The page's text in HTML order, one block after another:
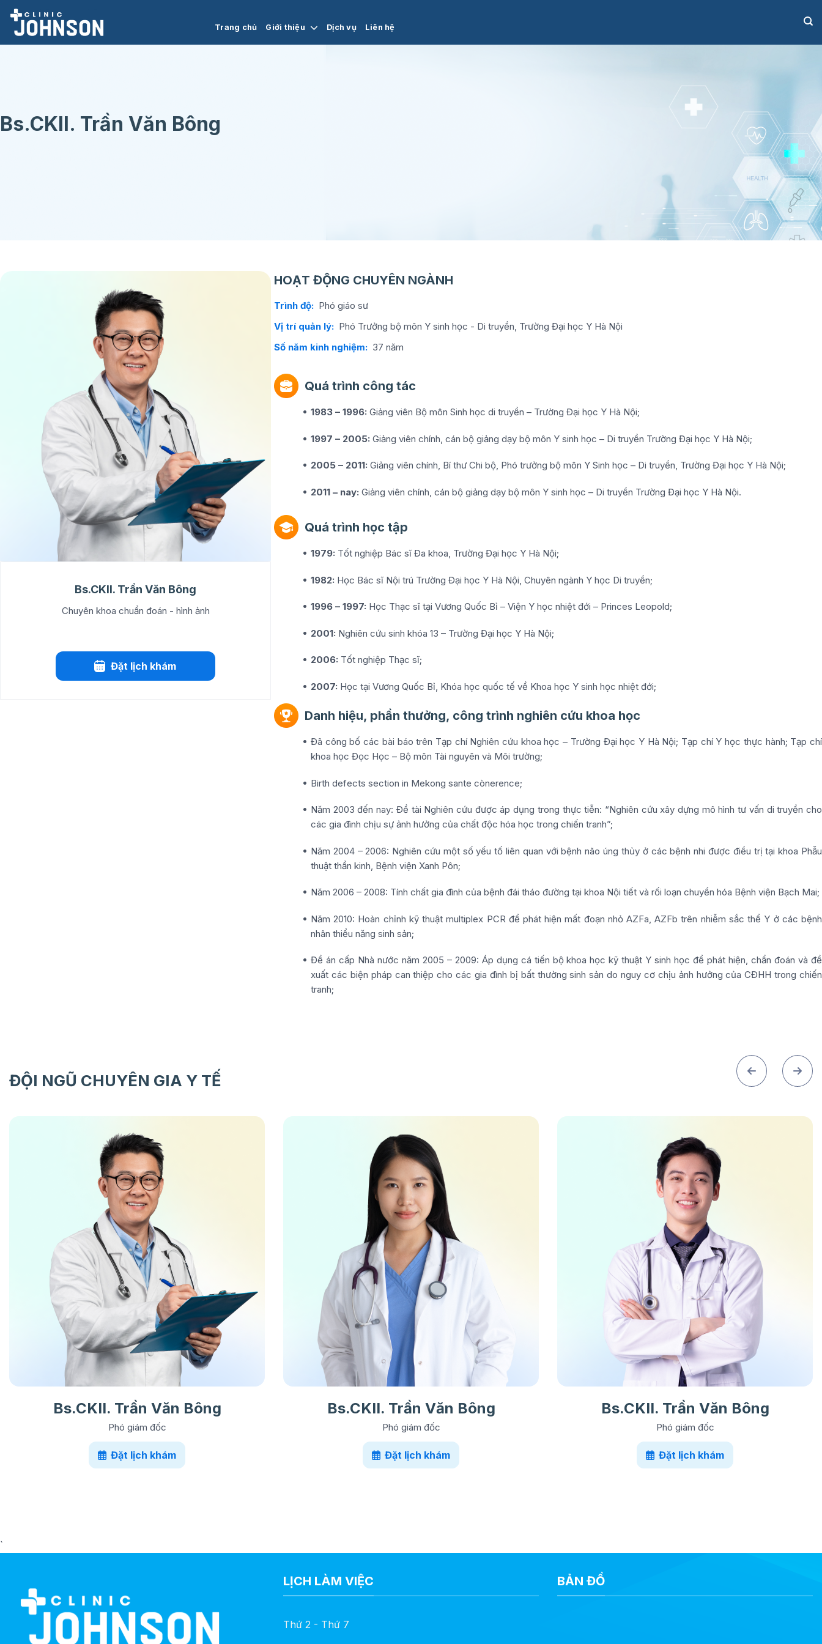
Chuyển
đến
Trang chủ Giới thiệu Dịch vụ Liên hệ
Bs.CKII. Trần Văn Bông
Bs.CKII. Trần Văn Bông
Chuyên khoa chuẩn đoán - hình ảnh
Đặt lịch khám
HOẠT ĐỘNG CHUYÊN NGÀNH
Trình độ: Phó giáo sư
Vị trí quản lý: Phó Trưởng bộ môn Y sinh học - Di truyền, Trường Đại học Y Hà Nội
Số năm kinh nghiệm: 37 năm
Quá trình công tác
1983 – 1996: Giảng viên Bộ môn Sinh học di truyền – Trường Đại học Y Hà Nội;
1997 – 2005: Giảng viên chính, cán bộ giảng dạy bộ môn Y sinh học – Di truyền Trường Đại học Y Hà Nội;
2005 – 2011: Giảng viên chính, Bí thư Chi bộ, Phó trưởng bộ môn Y Sinh học – Di truyền, Trường Đại học Y Hà Nội;
2011 – nay: Giảng viên chính, cán bộ giảng dạy bộ môn Y sinh học – Di truyền Trường Đại học Y Hà Nội.
Quá trình học tập
1979: Tốt nghiệp Bác sĩ Đa khoa, Trường Đại học Y Hà Nội;
1982: Học Bác sĩ Nội trú Trường Đại học Y Hà Nội, Chuyên ngành Y học Di truyền;
1996 – 1997: Học Thạc sĩ tại Vương Quốc Bỉ – Viện Y học nhiệt đới – Princes Leopold;
2001: Nghiên cứu sinh khóa 13 – Trường Đại học Y Hà Nội;
2006: Tốt nghiệp Thạc sĩ;
2007: Học tại Vương Quốc Bỉ, Khóa học quốc tế về Khoa học Y sinh học nhiệt đới;
Danh hiệu, phần thưởng, công trình nghiên cứu khoa học
Đã công bố các bài báo trên Tạp chí Nghiên cứu khoa học – Trường Đại học Y Hà Nội; Tạp chí Y học thực hành; Tạp chí
khoa học Đọc Học – Bộ môn Tài nguyên và Môi trường;
Birth defects section in Mekong sante cònerence;
Năm 2003 đến nay: Đề tài Nghiên cứu được áp dụng trong thực tiễn: “Nghiên cứu xây dựng mô hình tư vấn di truyền cho
các gia đình chịu sự ảnh hưởng của chất độc hóa học trong chiến tranh”;
Năm 2004 – 2006: Nghiên cứu một số yếu tố liên quan với bệnh não úng thủy ở các bệnh nhi được điều trị tại khoa Phẫu
thuật thần kinh, Bệnh viện Xanh Pôn;
Năm 2006 – 2008: Tính chất gia đình của bệnh đái tháo đường tại khoa Nội tiết và rối loạn chuyển hóa Bệnh viện Bạch Mai;
Năm 2010: Hoàn chỉnh kỹ thuật multiplex PCR để phát hiện mất đoạn nhỏ AZFa, AZFb trên nhiễm sắc thể Y ở các bệnh
nhân thiểu năng sinh sản;
Đề án cấp Nhà nước năm 2005 – 2009: Áp dụng cá tiến bộ khoa học kỹ thuật Y sinh học để phát hiện, chẩn đoán và đề
xuất các biện pháp can thiệp cho các gia đình bị bất thường sinh sản do nguy cơ chịu ảnh hưởng của CĐHH trong chiến
tranh;
ĐỘI NGŨ CHUYÊN GIA Y TẾ
Bs.CKII. Trần Văn Bông
Phó giám đốc
Đặt lịch khám
Bs.CKII. Trần Văn Bông
Phó giám đốc
Đặt lịch khám
Bs.CKII. Trần Văn Bông
Phó giám đốc
Đặt lịch khám
`
LỊCH LÀM VIỆC
Thứ 2 - Thứ 7
BẢN ĐỒ